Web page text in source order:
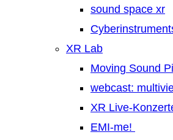
sound space xr
XR Lab
Moving Sound
webcast:
XR Live-
EMI-me!